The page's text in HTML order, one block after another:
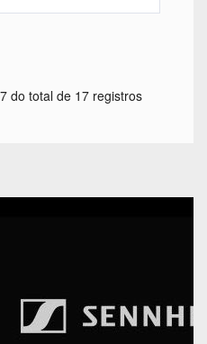
do total de 17 registros